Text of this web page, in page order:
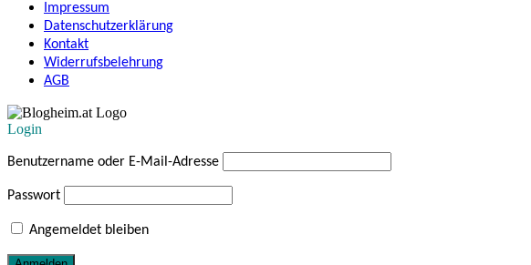
Impressum
Datenschutzerklärung
Kontakt
Widerrufsbelehrung
AGB
Login
Benutzername oder E-Mail-Adresse
Passwort
Angemeldet bleiben